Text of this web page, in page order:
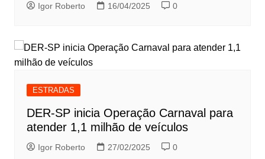
Igor Roberto 16/04/2025 0
ESTRADAS
DER-SP inicia Operação Carnaval para
atender 1,1 milhão de veículos
Igor Roberto 27/02/2025 0